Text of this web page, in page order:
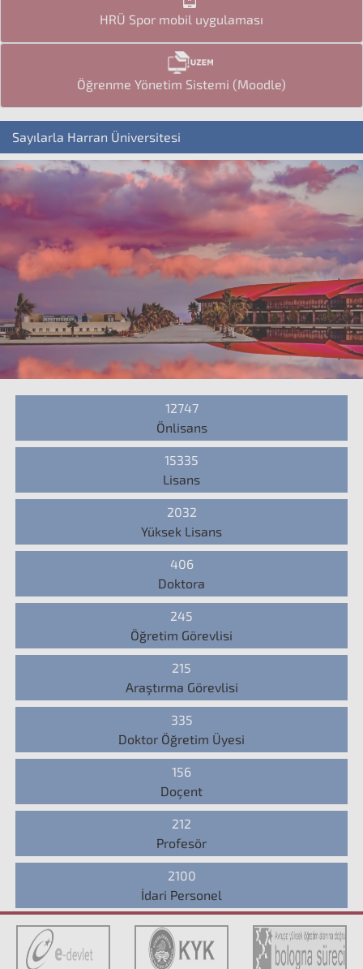
HRÜ Spor mobil uygulaması
Öğrenme Yönetim Sistemi (Moodle)
Sayılarla Harran Üniversitesi
12747
Önlisans
15335
Lisans
2032
Yüksek Lisans
406
Doktora
245
Öğretim Görevlisi
215
Araştırma Görevlisi
335
Doktor Öğretim Üyesi
156
Doçent
212
Profesör
2100
İdari Personel